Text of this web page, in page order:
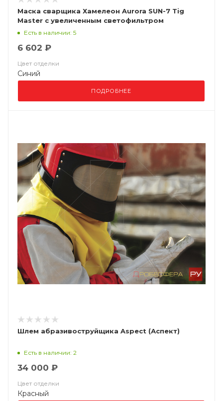
Маска сварщика Хамелеон Aurora SUN-7 Tig
Master с увеличенным светофильтром
Есть в наличии: 5
6 602 ₽
Цвет отделки
Синий
ПОДРОБНЕЕ
Шлем абразивоструйщика Aspect (Аспект)
Есть в наличии: 2
34 000 ₽
Цвет отделки
Красный